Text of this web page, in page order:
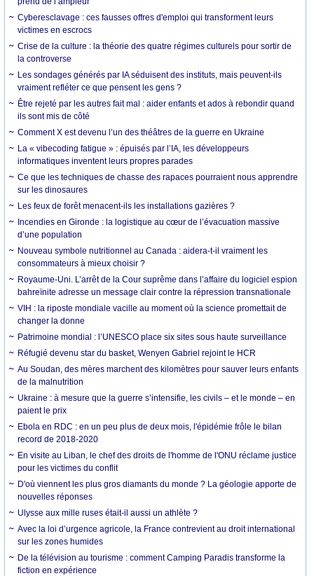
Cyberesclavage : ces fausses offres d'emploi qui transforment leurs
victimes en escrocs
Crise de la culture : la théorie des quatre régimes culturels pour sortir de
la controverse
Les sondages générés par IA séduisent des instituts, mais peuvent-ils
vraiment refléter ce que pensent les gens ?
Être rejeté par les autres fait mal : aider enfants et ados à rebondir quand
ils sont mis de côté
Comment X est devenu l’un des théâtres de la guerre en Ukraine
La « vibecoding fatigue » : épuisés par l’IA, les développeurs
informatiques inventent leurs propres parades
Ce que les techniques de chasse des rapaces pourraient nous apprendre
sur les dinosaures
Les feux de forêt menacent-ils les installations gazières ?
Incendies en Gironde : la logistique au cœur de l’évacuation massive
d’une population
Nouveau symbole nutritionnel au Canada : aidera-t-il vraiment les
consommateurs à mieux choisir ?
Royaume-Uni. L’arrêt de la Cour suprême dans l’affaire du logiciel espion
bahreïnite adresse un message clair contre la répression transnationale
VIH : la riposte mondiale vacille au moment où la science promettait de
changer la donne
Patrimoine mondial : l’UNESCO place six sites sous haute surveillance
Réfugié devenu star du basket, Wenyen Gabriel rejoint le HCR
Au Soudan, des mères marchent des kilomètres pour sauver leurs enfants
de la malnutrition
Ukraine : à mesure que la guerre s’intensifie, les civils – et le monde – en
paient le prix
Ebola en RDC : en un peu plus de deux mois, l'épidémie frôle le bilan
record de 2018-2020
En visite au Liban, le chef des droits de l'homme de l'ONU réclame justice
pour les victimes du conflit
D'où viennent les plus gros diamants du monde ? La géologie apporte de
nouvelles réponses
Ulysse aux mille ruses était-il aussi un athlète ?
Avec la loi d’urgence agricole, la France contrevient au droit international
sur les zones humides
De la télévision au tourisme : comment Camping Paradis transforme la
fiction en expérience